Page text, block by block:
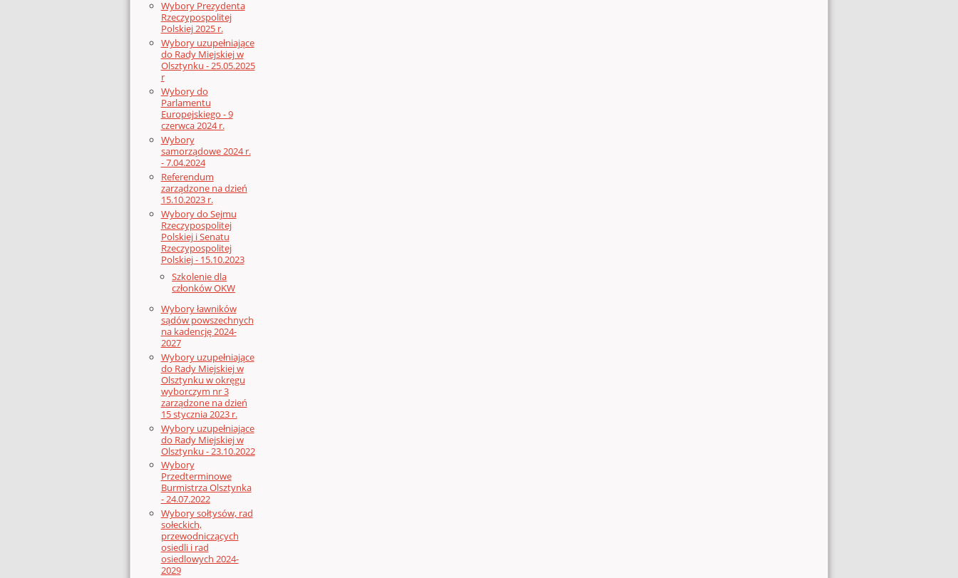
Wybory Prezydenta
Rzeczypospolitej
Polskiej 2025 r.
Wybory uzupełniające
do Rady Miejskiej w
Olsztynku - 25.05.2025
r
Wybory do
Parlamentu
Europejskiego - 9
czerwca 2024 r.
Wybory
samorządowe 2024 r.
- 7.04.2024
Referendum
zarządzone na dzień
15.10.2023 r.
Wybory do Sejmu
Rzeczypospolitej
Polskiej i Senatu
Rzeczypospolitej
Polskiej - 15.10.2023
Szkolenie dla
członków OKW
Wybory ławników
sądów powszechnych
na kadencję 2024-
2027
Wybory uzupełniające
do Rady Miejskiej w
Olsztynku w okręgu
wyborczym nr 3
zarządzone na dzień
15 stycznia 2023 r.
Wybory uzupełniające
do Rady Miejskiej w
Olsztynku - 23.10.2022
Wybory
Przedterminowe
Burmistrza Olsztynka
- 24.07.2022
Wybory sołtysów, rad
sołeckich,
przewodniczących
osiedli i rad
osiedlowych 2024-
2029